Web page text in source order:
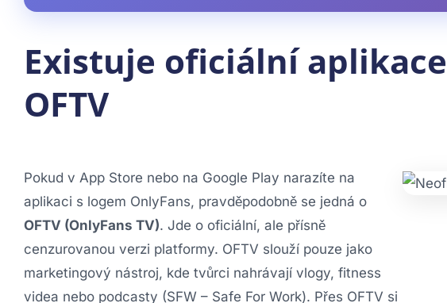
Existuje oficiální aplikace
OFTV
Pokud v App Store nebo na Google Play narazíte na
aplikaci s logem OnlyFans, pravděpodobně se jedná o
OFTV (OnlyFans TV). Jde o oficiální, ale přísně
cenzurovanou verzi platformy. OFTV slouží pouze jako
marketingový nástroj, kde tvůrci nahrávají vlogy, fitness
videa nebo podcasty (SFW – Safe For Work). Přes OFTV si